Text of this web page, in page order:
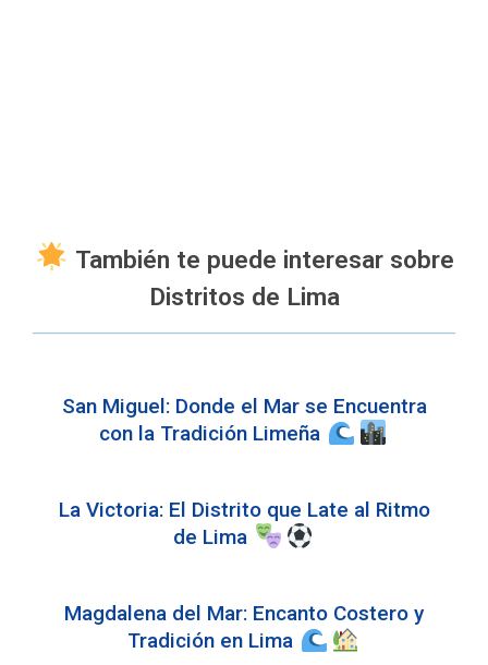
También te puede interesar sobre
Distritos de Lima
San Miguel: Donde el Mar se Encuentra
con la Tradición Limeña
La Victoria: El Distrito que Late al Ritmo
de Lima
Magdalena del Mar: Encanto Costero y
Tradición en Lima